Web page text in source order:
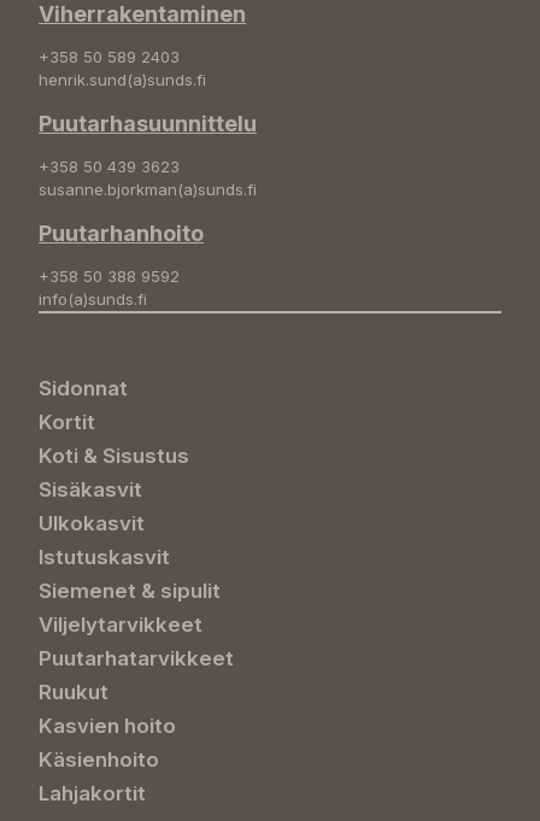
Viherrakentaminen
+358 50 589 2403
henrik.sund(a)sunds.fi
Puutarhasuunnittelu
+358 50 439 3623
susanne.bjorkman(a)sunds.fi
Puutarhanhoito
+358 50 388 9592
info(a)sunds.fi
Sidonnat
Kortit
Koti & Sisustus
Sisäkasvit
Ulkokasvit
Istutuskasvit
Siemenet & sipulit
Viljelytarvikkeet
Puutarhatarvikkeet
Ruukut
Kasvien hoito
Käsienhoito
Lahjakortit